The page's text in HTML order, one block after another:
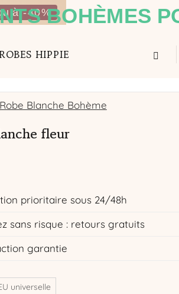
-40%
HIPPIE
Robe Blanche Bohème
fleur
prioritaire sous 24/48h
sans risque : retours gratuits
garantie
universelle